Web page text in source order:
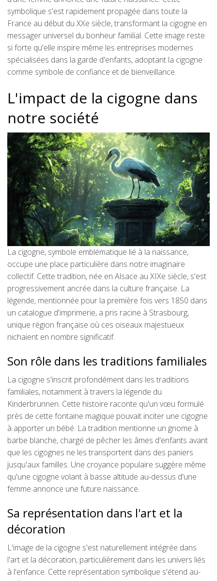
symbolique s'est rapidement propagée dans toute la
France au début du XXe siècle, transformant la cigogne en
messager universel du bonheur familial. Cette image reste
si forte qu'elle inspire même les entreprises modernes
spécialisées dans la garde d'enfants, adoptant la cigogne
comme symbole de confiance et de bienveillance.
L'impact de la cigogne dans
notre société
La cigogne, symbole emblématique lié à la naissance,
occupe une place particulière dans notre imaginaire
collectif. Cette tradition, née en Alsace au XIXe siècle, s'est
progressivement ancrée dans la culture française. La
légende, mentionnée pour la première fois vers 1850 dans
un catalogue d'imprimerie, a pris racine à Strasbourg,
unique région française où ces oiseaux majestueux
nichaient en nombre significatif.
Son rôle dans les traditions familiales
La cigogne s'inscrit profondément dans les traditions
familiales, notamment à travers la légende du
Kinderbrunnen. Cette histoire raconte qu'un vœu formulé
près de cette fontaine magique pouvait inciter une cigogne
à apporter un bébé. La tradition mentionne un gnome à
barbe blanche, chargé de pêcher les âmes d'enfants avant
que les cigognes ne les transportent dans des paniers
jusqu'aux familles. Une croyance populaire suggère même
qu'une cigogne volant à basse altitude au-dessus d'une
femme annonce une future naissance.
Sa représentation dans l'art et la
décoration
L'image de la cigogne s'est naturellement intégrée dans
l'art et la décoration, particulièrement dans les univers liés
à l'enfance. Cette représentation symbolique s'étend au-